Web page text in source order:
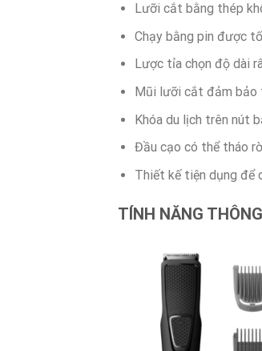
Lưỡi cắt bằng thép
Chạy bằng pin được
Lược tỉa chọn độ dài
Mũi lưỡi cắt đảm bảo
Khóa du lịch trên nút
Đầu cạo có thể tháo
Thiết kế tiện dụng để
TÍNH NĂNG